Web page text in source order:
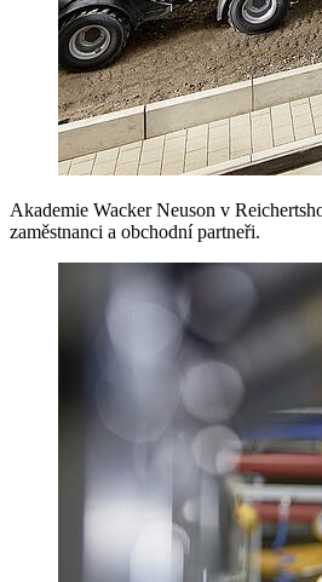
Akademie Wacker Neuson v
zaměstnanci a obchodní partneři.